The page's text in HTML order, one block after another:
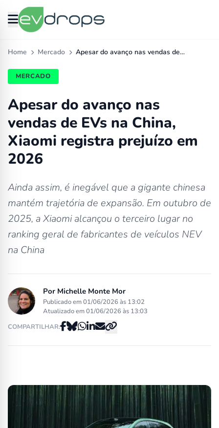
Home Mercado Apesar do avanço nas vendas de…
MERCADO
Apesar do avanço nas
vendas de EVs na China,
Xiaomi registra prejuízo em
2026
Ainda assim, é inegável que a gigante chinesa
mantém trajetória de expansão. Em outubro de
2025, a Xiaomi alcançou o terceiro lugar no
ranking geral de fabricantes de veículos NEV
na China
Por Michelle Monte Mor
Publicado em 01/06/2026 às 13:02
Atualizado em 01/06/2026 às 13:03
COMPARTILHAR: